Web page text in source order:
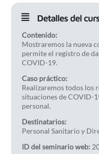
Detalles del
Contenido:
Mostraremos la nueva
permite el registro de
COVID-19.
Caso práctico:
Realizaremos todos los
situaciones de COVID-
personal.
Destinatarios:
Personal Sanitario y
ID del seminario web: